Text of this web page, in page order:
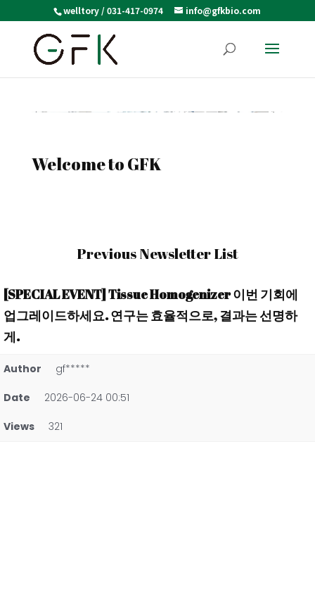
welltory / 031-417-0974 info@gfkbio.com
Welcome to GFK
Previous Newsletter List
[SPECIAL EVENT] Tissue Homogenizer 이번 기회에
업그레이드하세요. 연구는 효율적으로, 결과는 선명하
게.
Author gf*****
Date 2026-06-24 00:51
Views 321